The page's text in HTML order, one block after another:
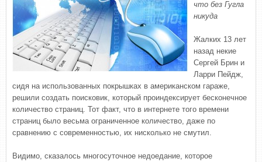
что без Гугла
никуда
Жалких 13 лет
назад некие
Сергей Брин и
Ларри Пейдж,
сидя на использованных покрышках в американском гараже,
решили создать поисковик, который проиндексирует бесконечное
количество страниц. Тот факт, что в интернете того времени
страниц было весьма ограниченное количество, даже по
сравнению с современностью, их нисколько не смутил.
Видимо, сказалось многосуточное недоедание, которое